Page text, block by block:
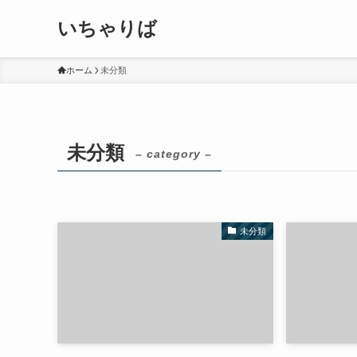
いちゃりば
ホーム 未分類
未分類 – category –
未分類